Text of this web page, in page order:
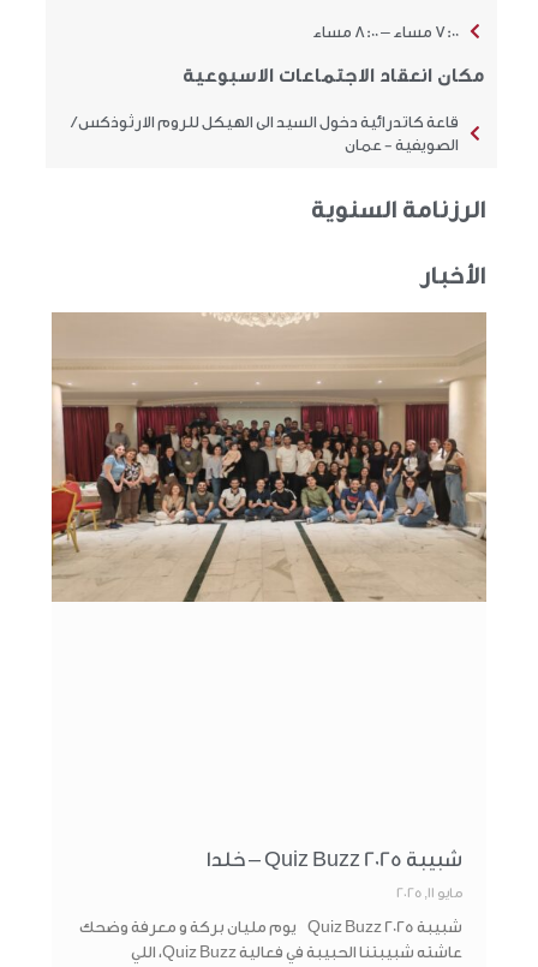
7:00 مساء – 8:00 مساء
مكان انعقاد الاجتماعات الاسبوعية
قاعة كاتدرائية دخول السيد الى الهيكل للروم الارثوذكس /
الصويفية - عمان
الرزنامة السنوية
الأخبار
‏شبيبة Quiz Buzz 2025 – خلدا
مايو 11, 2025
شبيبة Quiz Buzz 2025 يوم مليان بركة و معرفة وضحك
عاشته شبيبتنا الحبيبة في فعالية Quiz Buzz، اللي